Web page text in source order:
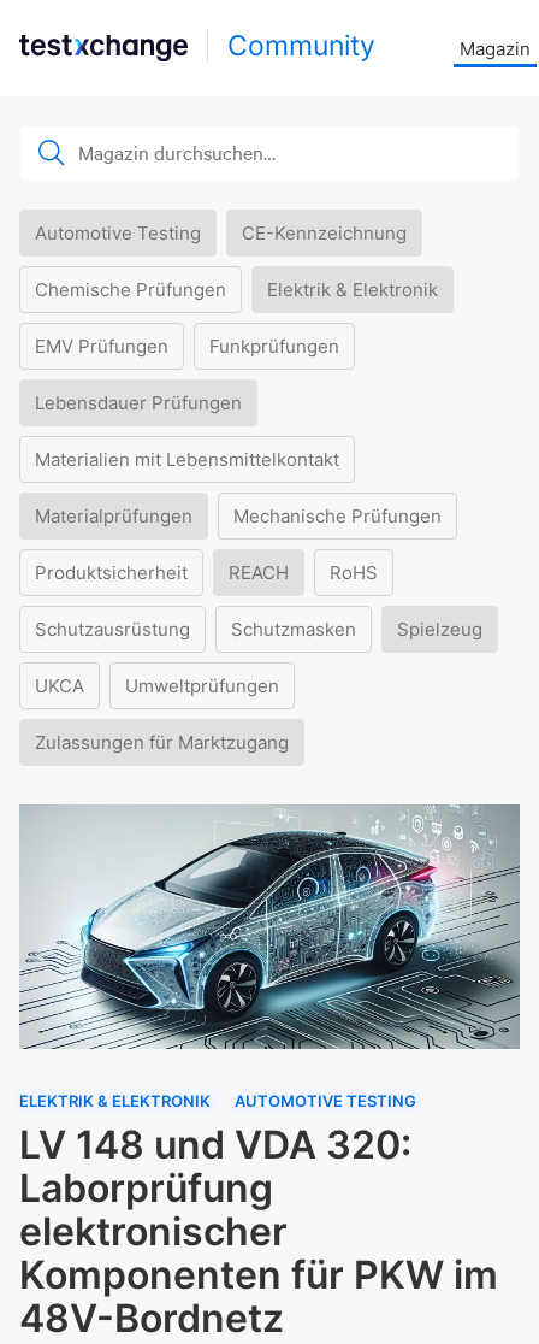
Community Magazin
Automotive Testing CE-Kennzeichnung
Chemische Prüfungen Elektrik & Elektronik
EMV Prüfungen Funkprüfungen
Lebensdauer Prüfungen
Materialien mit Lebensmittelkontakt
Materialprüfungen Mechanische Prüfungen
Produktsicherheit REACH RoHS
Schutzausrüstung Schutzmasken Spielzeug
UKCA Umweltprüfungen
Zulassungen für Marktzugang
ELEKTRIK & ELEKTRONIK AUTOMOTIVE TESTING
LV 148 und VDA 320:
Laborprüfung
elektronischer
Komponenten für PKW im
48V-Bordnetz